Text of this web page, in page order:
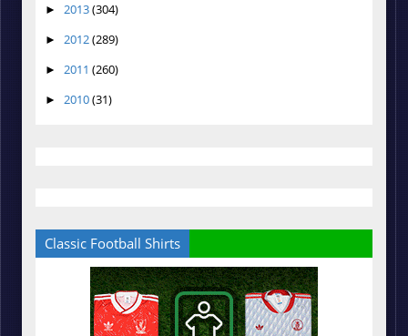
► 2013(304)
► 2012(289)
► 2011 (260)
► 2010(31)
Classic Football Shirts